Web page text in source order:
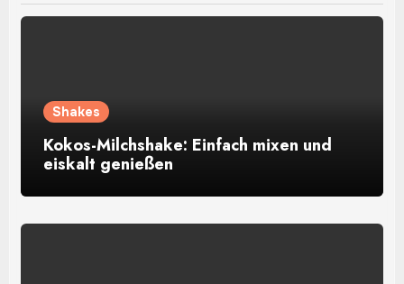
Shakes
Kokos-Milchshake: Einfach mixen und
eiskalt genießen